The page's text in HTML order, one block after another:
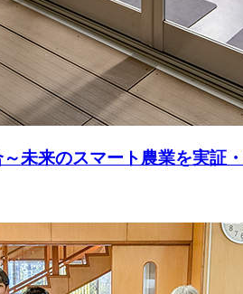
未来のスマート農業を実証